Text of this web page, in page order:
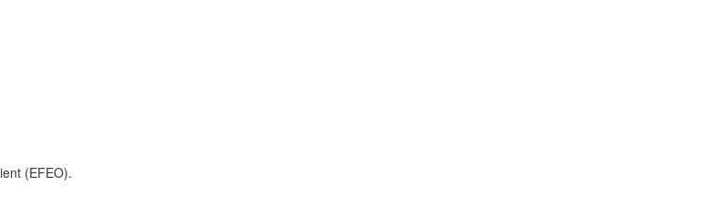
(EFEO).